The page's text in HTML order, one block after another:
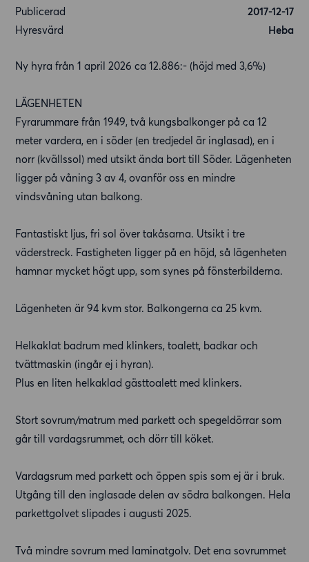
Publicerad
2017-12-17
Hyresvärd
Heba
Ny hyra från 1 april 2026 ca 12.886:- (höjd med 3,6%)
LÄGENHETEN
Fyrarummare från 1949, två kungsbalkonger på ca 12
meter vardera, en i söder (en tredjedel är inglasad), en i
norr (kvällssol) med utsikt ända bort till Söder. Lägenheten
ligger på våning 3 av 4, ovanför oss en mindre
vindsvåning utan balkong.
Fantastiskt ljus, fri sol över takåsarna. Utsikt i tre
väderstreck. Fastigheten ligger på en höjd, så lägenheten
hamnar mycket högt upp, som synes på fönsterbilderna.
Lägenheten är 94 kvm stor. Balkongerna ca 25 kvm.
Helkaklat badrum med klinkers, toalett, badkar och
tvättmaskin (ingår ej i hyran).
Plus en liten helkaklad gästtoalett med klinkers.
Stort sovrum/matrum med parkett och spegeldörrar som
går till vardagsrummet, och dörr till köket.
Vardagsrum med parkett och öppen spis som ej är i bruk.
Utgång till den inglasade delen av södra balkongen. Hela
parkettgolvet slipades i augusti 2025.
Två mindre sovrum med laminatgolv. Det ena sovrummet